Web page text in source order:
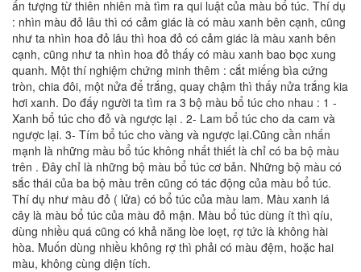
ấn tượng từ thiên nhiên mà tìm ra qui luật của màu bổ túc. Thí dụ
: nhìn màu đỏ lâu thì có cảm giác là có màu xanh bên cạnh, cũng
như ta nhìn hoa đỏ lâu thì hoa đỏ có cảm giác là màu xanh bên
cạnh, cũng như ta nhìn hoa đỏ thấy có màu xanh bao bọc xung
quanh. Một thí nghiệm chứng minh thêm : cắt miếng bìa cứng
tròn, chia đôi, một nửa để trắng, quay chậm thì thấy nửa trắng kia
hơi xanh. Do đấy người ta tìm ra 3 bộ màu bổ túc cho nhau : 1 -
Xanh bổ túc cho đỏ và ngược lại . 2- Lam bổ túc cho da cam và
ngược lại. 3- Tím bổ túc cho vàng và ngược lại.Cũng cần nhấn
mạnh là những màu bổ túc không nhất thiết là chỉ có ba bộ màu
trên . Đây chỉ là những bộ màu bổ túc cơ bản. Những bộ màu có
sắc thái của ba bộ màu trên cũng có tác động của màu bổ túc.
Thí dụ như màu đỏ ( lửa) có bổ túc của màu lam. Màu xanh lá
cây là màu bổ túc của màu đỏ mận. Màu bổ túc dùng ít thì qíu,
dùng nhiều quá cũng có khả năng lòe loẹt, rợ tức là không hài
hòa. Muốn dùng nhiều không rợ thì phải có màu đệm, hoặc hai
màu, không cùng diện tích.